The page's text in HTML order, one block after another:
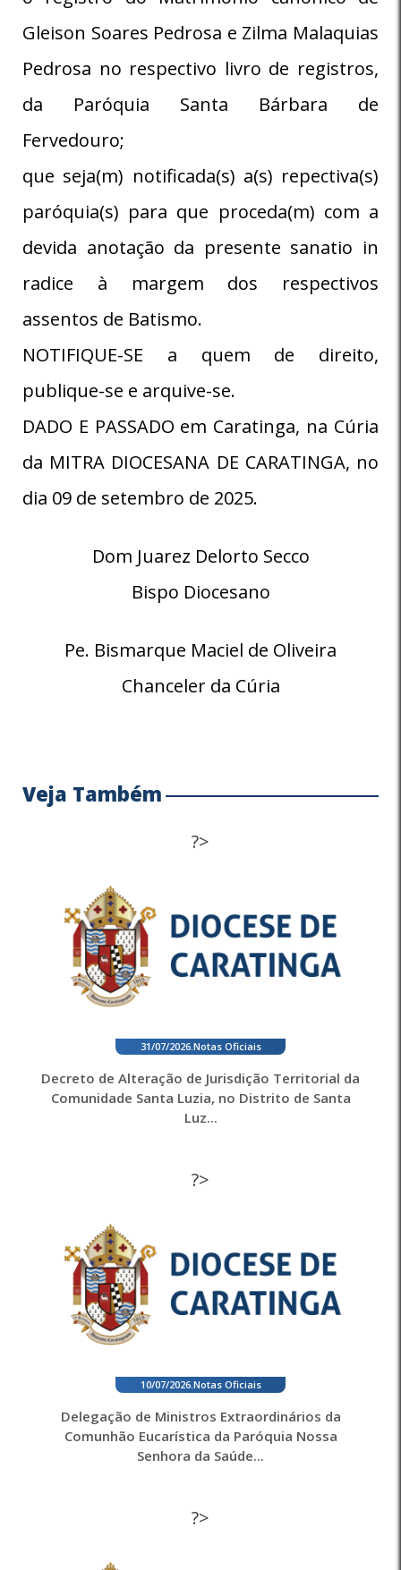
Gleison Soares Pedrosa e Zilma Malaquias
Pedrosa no respectivo livro de registros,
da Paróquia Santa Bárbara de
Fervedouro;
que seja(m) notificada(s) a(s) repectiva(s)
paróquia(s) para que proceda(m) com a
devida anotação da presente sanatio in
radice à margem dos respectivos
assentos de Batismo.
NOTIFIQUE-SE a quem de direito,
publique-se e arquive-se.
DADO E PASSADO em Caratinga, na Cúria
da MITRA DIOCESANA DE CARATINGA, no
dia 09 de setembro de 2025.
Dom Juarez Delorto Secco
Bispo Diocesano
Pe. Bismarque Maciel de Oliveira
Chanceler da Cúria
Veja Também
?>
31/07/2026. Notas Oficiais
Decreto de Alteração de Jurisdição Territorial da
Comunidade Santa Luzia, no Distrito de Santa
Luz...
?>
10/07/2026. Notas Oficiais
Delegação de Ministros Extraordinários da
Comunhão Eucarística da Paróquia Nossa
Senhora da Saúde...
?>